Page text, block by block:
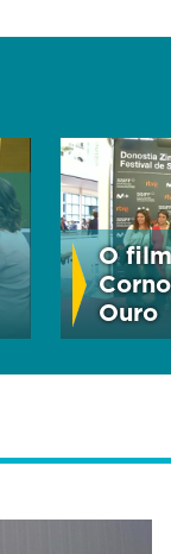
O
Ouro